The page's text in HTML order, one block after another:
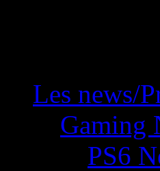
Les news/
Gaming
PS6